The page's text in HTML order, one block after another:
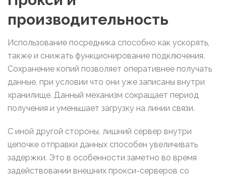
производительность
Использование посредника способно как ускорять,
также и снижать функционирование подключения.
Сохранение копий позволяет оперативнее получать
данные, при условии что они уже записаны внутри
хранилище. Данный механизм сокращает период
получения и уменьшает загрузку на линии связи.
С иной другой стороны, лишний сервер внутри
цепочке отправки данных способен увеличивать
задержки. Это в особенности заметно во время
задействовании внешних прокси-серверов со